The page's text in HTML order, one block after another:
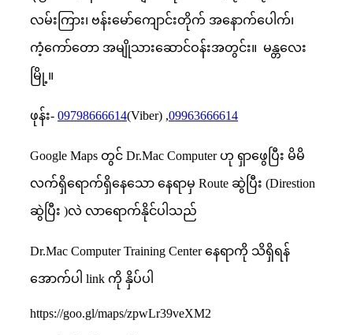
လမ်းကြား၊ ဗန်းမော်ကျောင်းတိုက် အနောက်ပေါက်၊
ကံ့ကော်တော အမျိုသားဆောင်ဝန်းအတွင်း။ မန္တလေး
မြို့။
ဖုန်း- 09798666614(Viber) ,09963666614
Google Maps တွင် Dr.Mac Computer ဟု ရှာဖွေပြီး မိမိ
လက်ရှိရောက်ရှိနေသော နေရာမှ Route ဆွဲပြီး (Direstion
ဆွဲပြီး )လဲ လာရောက်နိုင်ပါသည်
Dr.Mac Computer Training Center နေရာကို သိရှိရန်
အောက်ပါ link ကို နှိပ်ပါ
https://goo.gl/maps/zpwLr39veXM2